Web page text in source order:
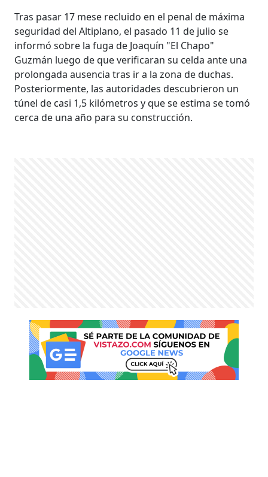
Tras pasar 17 mese recluido en el penal de máxima
seguridad del Altiplano, el pasado 11 de julio se
informó sobre la fuga de Joaquín "El Chapo"
Guzmán luego de que verificaran su celda ante una
prolongada ausencia tras ir a la zona de duchas.
Posteriormente, las autoridades descubrieron un
túnel de casi 1,5 kilómetros y que se estima se tomó
cerca de una año para su construcción.